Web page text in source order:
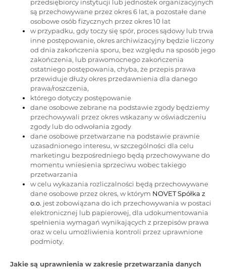
przedsiębiorcy instytucji lub jednostek organizacyjnych
są przechowywane przez okres 6 lat, a pozostałe dane
osobowe osób fizycznych przez okres 10 lat
w przypadku, gdy toczy się spór, proces sądowy lub trwa
inne postępowanie, okres archiwizacyjny będzie liczony
od dnia zakończenia sporu, bez względu na sposób jego
zakończenia, lub prawomocnego zakończenia
ostatniego postępowania, chyba, że przepis prawa
przewiduje dłuży okres przedawnienia dla danego
prawa/roszczenia,
którego dotyczy postępowanie
dane osobowe zebrane na podstawie zgody będziemy
przechowywali przez okres wskazany w oświadczeniu
zgody lub do odwołania zgody
dane osobowe przetwarzane na podstawie prawnie
uzasadnionego interesu, w szczególności dla celu
marketingu bezpośredniego będą przechowywane do
momentu wniesienia sprzeciwu wobec takiego
przetwarzania
w celu wykazania rozliczalności będą przechowywane
dane osobowe przez okres, w którym NOVET Spółka z
o.o. jest zobowiązana do ich przechowywania w postaci
elektronicznej lub papierowej, dla udokumentowania
spełnienia wymagań wynikających z przepisów prawa
oraz w celu umożliwienia kontroli przez uprawnione
podmioty.
Jakie są uprawnienia w zakresie przetwarzania danych